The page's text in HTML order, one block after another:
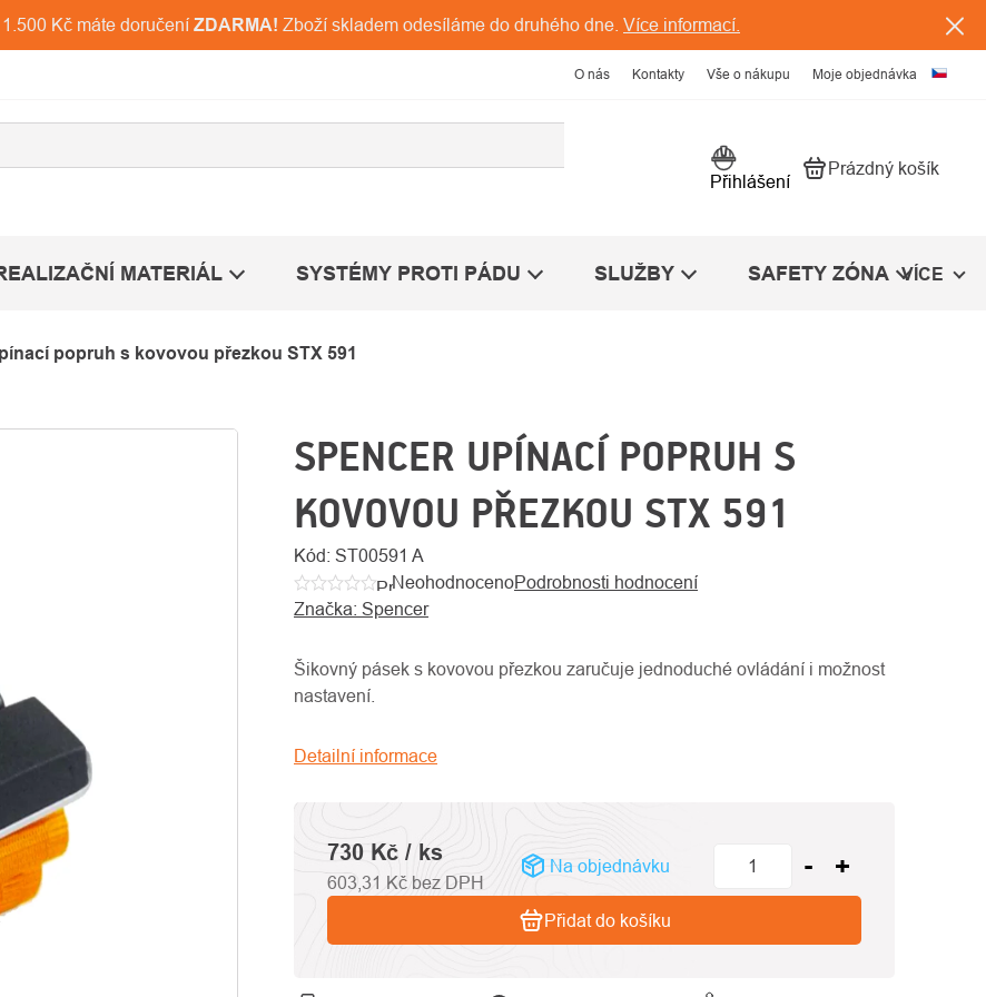
Kč máte doručení ZDARMA! Zboží skladem odesíláme do druhého dne. Více informací.
O nás Kontakty Vše o nákupu Moje objednávka
Přihlášení Nákupní košík
Prázdný košík
MATERIÁL SYSTÉMY PROTI PÁDU SLUŽBY SAFETY ZÓNA VÍCE
popruh s kovovou přezkou STX 591
SPENCER UPÍNACÍ POPRUH S
KOVOVOU PŘEZKOU STX 591
Kód: ST00591 A
Průměrné
hodnocení
je
5
NeohodnocenoPodrobnosti hodnocení
Značka: Spencer
Šikovný pásek s kovovou přezkou zaručuje jednoduché ovládání i možnost
nastavení.
Detailní informace
730 Kč / ks
603,31 Kč bez DPH
Na objednávku
Přidat do košíku